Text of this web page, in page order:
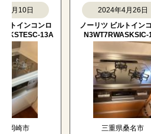
10日
ンコンロ
13A
市
2024年4月26日
ノーリツ ビルトインコンロ
N3WT7RWASKSIC-13A
三重県桑名市